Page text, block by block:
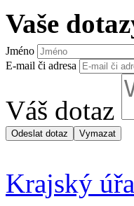
Vaše
Jméno
E-mail či adresa
Váš dotaz
Krajský